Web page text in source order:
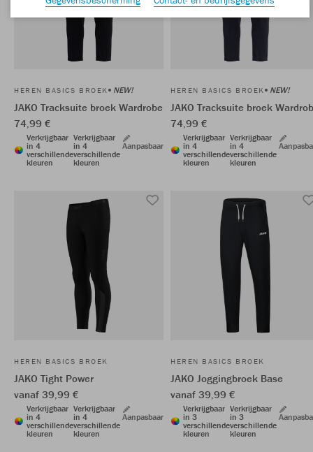
HEREN BASICS BROEK NEW!
JAKO Tracksuite broek Wardrobe
74,99 €
Verkrijgbaar
in 4
verschillende
kleuren
Verkrijgbaar
in 4
verschillende
kleuren
Aanpasbaar
HEREN BASICS BROEK NEW!
JAKO Tracksuite broek
74,99 €
Verkrijgbaar
in 4
verschillende
kleuren
Verkrijgbaar
in 4
verschillende
kleuren
HEREN BASICS BROEK
JAKO Tight Power
vanaf 39,99 €
Verkrijgbaar
in 4
verschillende
kleuren
Verkrijgbaar
in 4
verschillende
kleuren
Aanpasbaar
HEREN BASICS BROEK
JAKO Joggingbroek Base
vanaf 39,99 €
Verkrijgbaar
in 3
verschillende
kleuren
Verkrijgbaar
in 3
verschillende
kleuren